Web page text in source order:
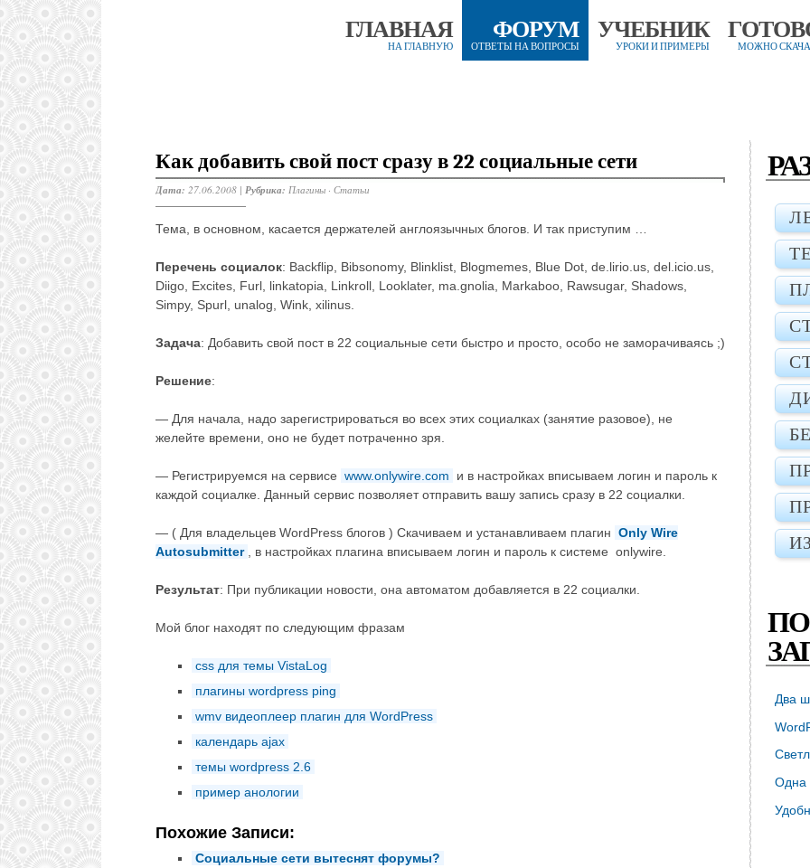
ГЛАВНАЯ
НА ГЛАВНУЮ
ФОРУМ
ОТВЕТЫ НА ВОПРОСЫ
УЧЕБНИК
УРОКИ И ПРИМЕРЫ МОЖНО
Как добавить свой пост сразу в 22 социальные сети
Дата: 27.06.2008 | Рубрика: Плагины · Статьи
Тема, в основном, касается держателей англоязычных блогов. И так приступим …
Перечень социалок: Backflip, Bibsonomy, Blinklist, Blogmemes, Blue Dot, de.lirio.us, del.icio.us,
Diigo, Excites, Furl, linkatopia, Linkroll, Looklater, ma.gnolia, Markaboo, Rawsugar, Shadows,
Simpy, Spurl, unalog, Wink, xilinus.
Задача: Добавить свой пост в 22 социальные сети быстро и просто, особо не заморачиваясь ;)
Решение:
— Для начала, надо зарегистрироваться во всех этих социалках (занятие разовое), не
желейте времени, оно не будет потраченно зря.
— Регистрируемся на сервисе www.onlywire.com
и в настройках вписываем логин и пароль к
каждой социалке. Данный сервис позволяет отправить вашу запись сразу в 22 социалки.
— ( Для владельцев WordPress блогов ) Скачиваем и устанавливаем плагин Only Wire
Autosubmitter
, в настройках плагина вписываем логин и пароль к системе onlywire.
Результат: При публикации новости, она автоматом добавляется в 22 социалки.
Мой блог находят по следующим фразам
css для темы VistaLog
плагины wordpress ping
wmv видеоплеер плагин для WordPress
календарь ajax
темы wordpress 2.6
пример анологии
Похожие Записи:
Социальные сети вытеснят форумы?
Два
Одна